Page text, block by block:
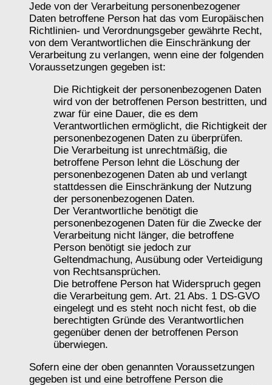
Jede von der Verarbeitung personenbezogener
Daten betroffene Person hat das vom Europäischen
Richtlinien- und Verordnungsgeber gewährte Recht,
von dem Verantwortlichen die Einschränkung der
Verarbeitung zu verlangen, wenn eine der folgenden
Voraussetzungen gegeben ist:
Die Richtigkeit der personenbezogenen Daten
wird von der betroffenen Person bestritten, und
zwar für eine Dauer, die es dem
Verantwortlichen ermöglicht, die Richtigkeit der
personenbezogenen Daten zu überprüfen.
Die Verarbeitung ist unrechtmäßig, die
betroffene Person lehnt die Löschung der
personenbezogenen Daten ab und verlangt
stattdessen die Einschränkung der Nutzung
der personenbezogenen Daten.
Der Verantwortliche benötigt die
personenbezogenen Daten für die Zwecke der
Verarbeitung nicht länger, die betroffene
Person benötigt sie jedoch zur
Geltendmachung, Ausübung oder Verteidigung
von Rechtsansprüchen.
Die betroffene Person hat Widerspruch gegen
die Verarbeitung gem. Art. 21 Abs. 1 DS-GVO
eingelegt und es steht noch nicht fest, ob die
berechtigten Gründe des Verantwortlichen
gegenüber denen der betroffenen Person
überwiegen.
Sofern eine der oben genannten Voraussetzungen
gegeben ist und eine betroffene Person die